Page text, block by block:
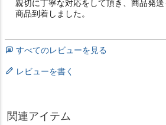
親切に丁寧な対応をして頂き、商品発
商品到着しました。
すべてのレビューを見る
レビューを書く
関連アイテム